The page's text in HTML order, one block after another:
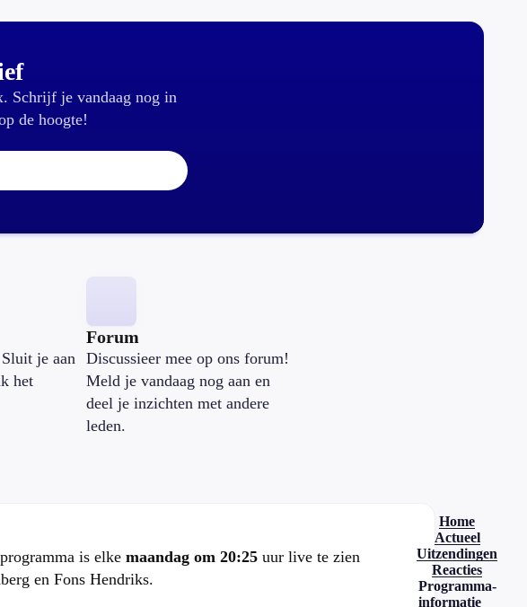
Schrijf je vandaag nog in
de hoogte!
je aan
het
Forum
Discussieer mee op ons forum!
Meld je vandaag nog aan en
deel je inzichten met andere
leden.
is elke maandag om 20:25 uur live te zien
en Fons Hendriks.
Home
Actueel
Uitzendingen
Reacties
Programma-
informatie